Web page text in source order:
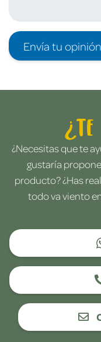
Envía tu opinión
¿Necesitas que te
gustaría
producto? ¿Has
todo va viento